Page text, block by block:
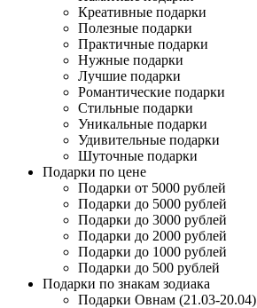
Креативные подарки
Полезные подарки
Практичные подарки
Нужные подарки
Лучшие подарки
Романтические подарки
Стильные подарки
Уникальные подарки
Удивительные подарки
Шуточные подарки
Подарки по цене
Подарки от 5000 рублей
Подарки до 5000 рублей
Подарки до 3000 рублей
Подарки до 2000 рублей
Подарки до 1000 рублей
Подарки до 500 рублей
Подарки по знакам зодиака
Подарки Овнам (21.03-20.04)